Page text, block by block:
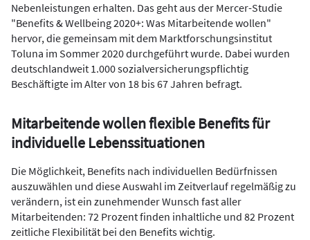
Nebenleistungen erhalten. Das geht aus der Mercer-Studie
"Benefits & Wellbeing 2020+: Was Mitarbeitende wollen"
hervor, die gemeinsam mit dem Marktforschungsinstitut
Toluna im Sommer 2020 durchgeführt wurde. Dabei wurden
deutschlandweit 1.000 sozialversicherungspflichtig
Beschäftigte im Alter von 18 bis 67 Jahren befragt.
Mitarbeitende wollen flexible Benefits für
individuelle Lebenssituationen
Die Möglichkeit, Benefits nach individuellen Bedürfnissen
auszuwählen und diese Auswahl im Zeitverlauf regelmäßig zu
verändern, ist ein zunehmender Wunsch fast aller
Mitarbeitenden: 72 Prozent finden inhaltliche und 82 Prozent
zeitliche Flexibilität bei den Benefits wichtig.